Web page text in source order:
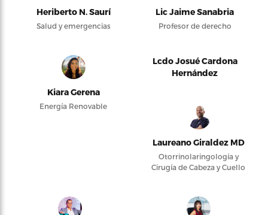
Heriberto N. Saurí
Salud y emergencias
Lic Jaime Sanabria
Profesor de derecho
Kiara Gerena
Energía Renovable
Lcdo Josué Cardona
Hernández
Laureano Giraldez MD
Otorrinolaringología y
Cirugía de Cabeza y Cuello